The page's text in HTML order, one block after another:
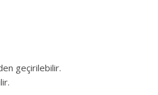
geçirilebilir.